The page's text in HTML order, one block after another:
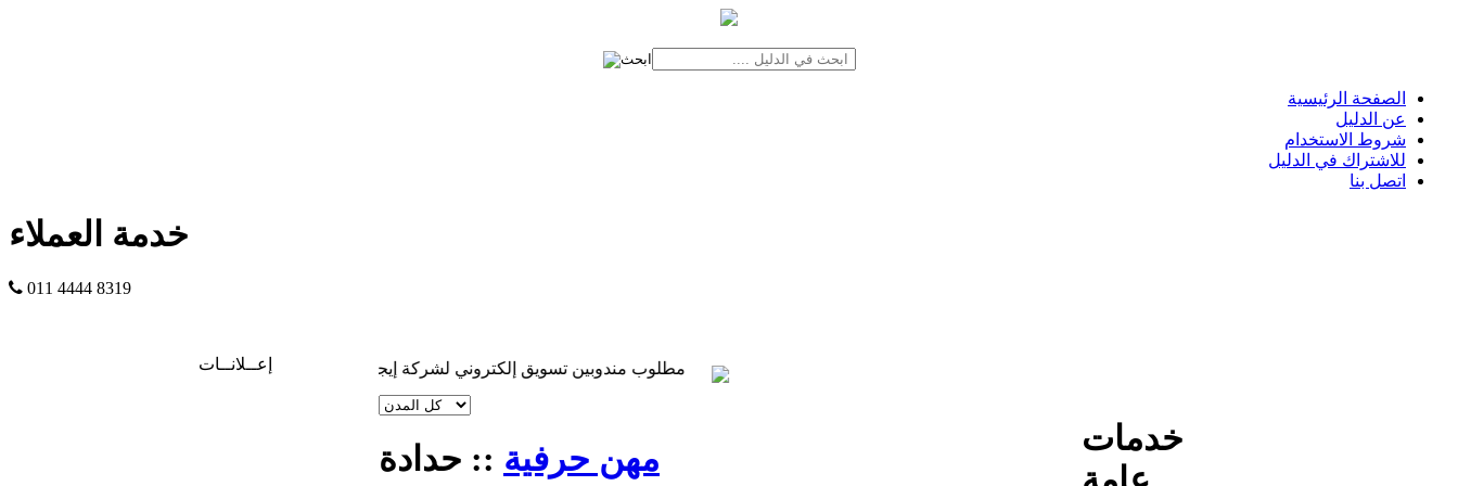
الصفحة الرئيسية
عن الدليل
شروط الاستخدام
للاشتراك في الدليل
اتصل بنا
خدمة العملاء
011 4444 8319
إعــلانــات مطلوب مندوبين تسويق إلكتروني لشركة إيجي بوينت مطلوب لدليل خدمات المنوفية مندوبين تسويق من الجنسين في كافة مدن المحافظة
مهن حرفية :: حدادة
خدمات